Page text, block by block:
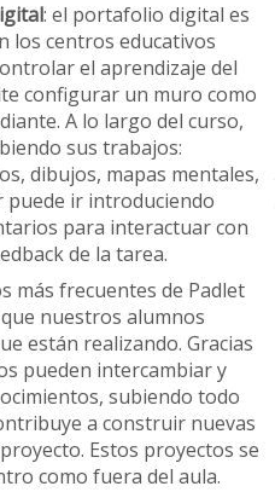
: el portafolio digital es
los centros educativos
el aprendizaje del
configurar un muro como
A lo largo del curso,
sus trabajos:
dibujos, mapas mentales,
puede ir introduciendo
para interactuar con
de la tarea.
más frecuentes de Padlet
nuestros alumnos
están realizando. Gracias
pueden intercambiar y
subiendo todo
a construir nuevas
Estos proyectos se
como fuera del aula.